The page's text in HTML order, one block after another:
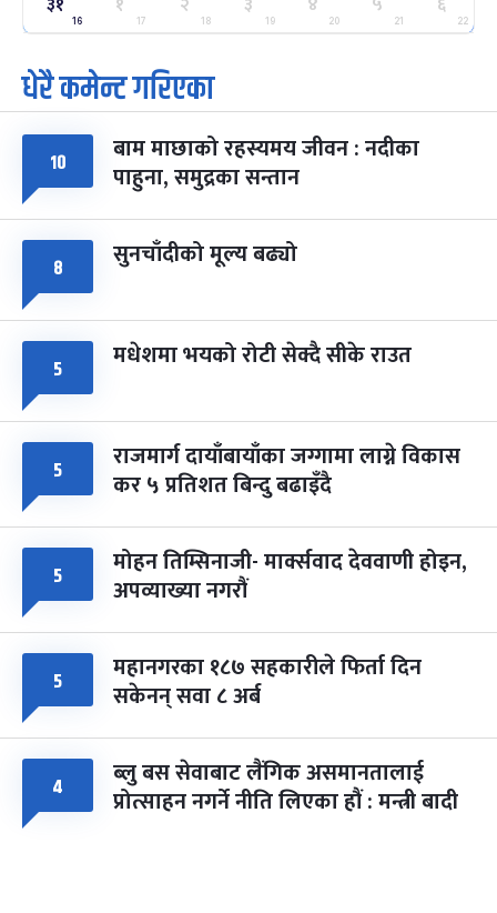
२५
मंगल फाल्गुन २५, २०८३ Mar 9, 2027
७
आइत
पूर्णिमा व्रत
चैत्र ७, २०८३-Mar 21, 2027
८ फागुपूर्णिमा
चैत्र ८, २०८३-Mar 22, 2027
७ महिना बाँकी
16 17 18 19 20 21 22
धेरै कमेन्ट गरिएका
१० बाम माछाको रहस्यमय जीवन : नदीका
पाहुना, समुद्रका सन्तान
८ सुनचाँदीको मूल्य बढ्यो
५ मधेशमा भयको रोटी सेक्दै सीके राउत
५ राजमार्ग दायाँबायाँका जग्गामा लाग्ने विकास
कर ५ प्रतिशत बिन्दु बढाइँदै
५ मोहन तिम्सिनाजी- मार्क्सवाद देववाणी होइन,
अपव्याख्या नगरौं
५ महानगरका १८७ सहकारीले फिर्ता दिन
सकेनन् सवा ८ अर्ब
४ ब्लु बस सेवाबाट लैंगिक असमानतालाई
प्रोत्साहन नगर्ने नीति लिएका हौं : मन्त्री बादी